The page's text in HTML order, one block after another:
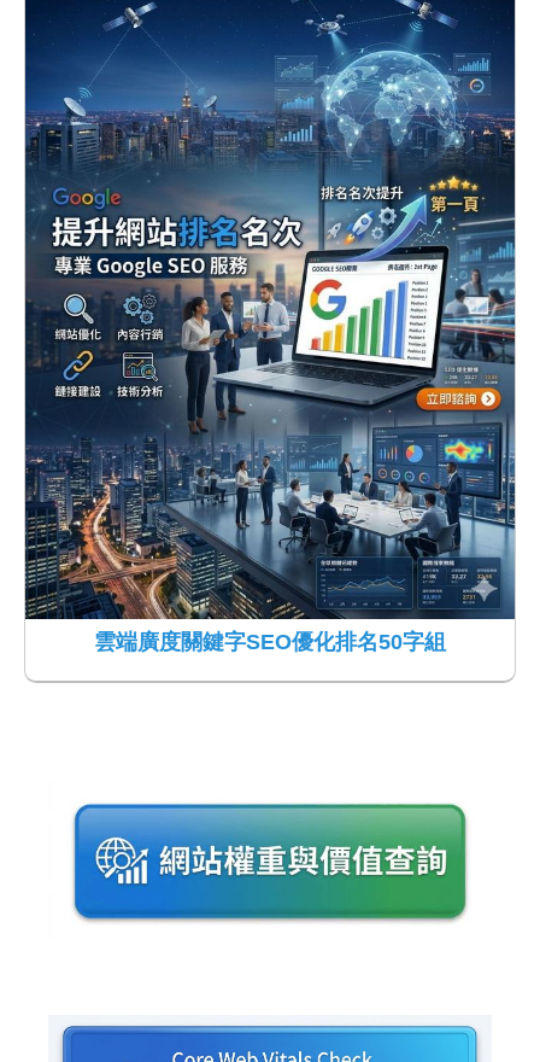
雲端廣度關鍵字SEO優化排名50字組